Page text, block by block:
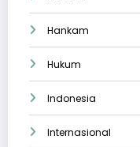
Hankam
Hukum
Indonesia
Internasional